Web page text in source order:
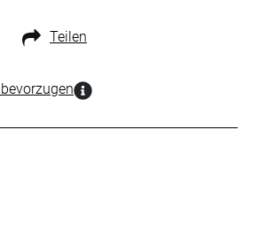
Teilen